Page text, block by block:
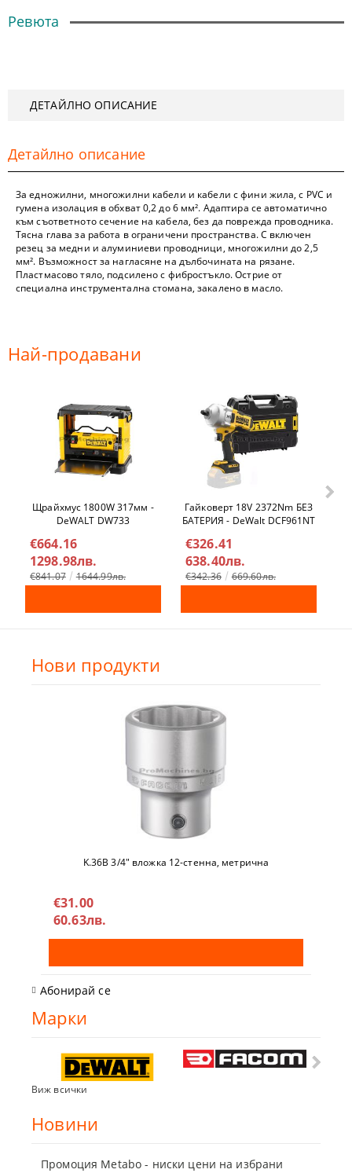
Ревюта
ДЕТАЙЛНО ОПИСАНИЕ
Детайлно описание
За едножилни, многожилни кабели и кабели с фини жила, с PVC и
гумена изолация в обхват 0,2 до 6 мм². Адаптира се автоматично
към съответното сечение на кабела, без да поврежда проводника.
Тясна глава за работа в ограничени пространства. С включен
резец за медни и алуминиеви проводници, многожилни до 2,5
мм². Възможност за нагласяне на дълбочината на рязане.
Пластмасово тяло, подсилено с фибростъкло. Острие от
специална инструментална стомана, закалено в масло.
Най-продавани
Щрайхмус 1800W 317мм -
DeWALT DW733
€664.16
1298.98лв.
€841.07 1644.99лв.
Гайковерт 18V 2372Nm БЕЗ
БАТЕРИЯ - DeWalt DCF961NT
€326.41
638.40лв.
€342.36 669.60лв.
Нови продукти
K.36B 3/4" вложкa 12-стeннa, метричнa
€31.00
60.63лв.
Абонирай се
Марки
Виж всички
Новини
Промоция Metabo - ниски цени на избрани